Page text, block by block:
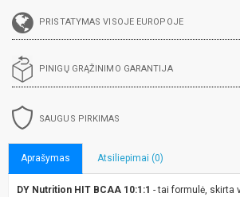
PRISTATYMAS VISOJE EUROPOJE
PINIGŲ GRĄŽINIMO GARANTIJA
SAUGUS PIRKIMAS
Aprašymas Atsiliepimai (0)
DY Nutrition HIT BCAA 10:1:1 - tai formulė, skirta